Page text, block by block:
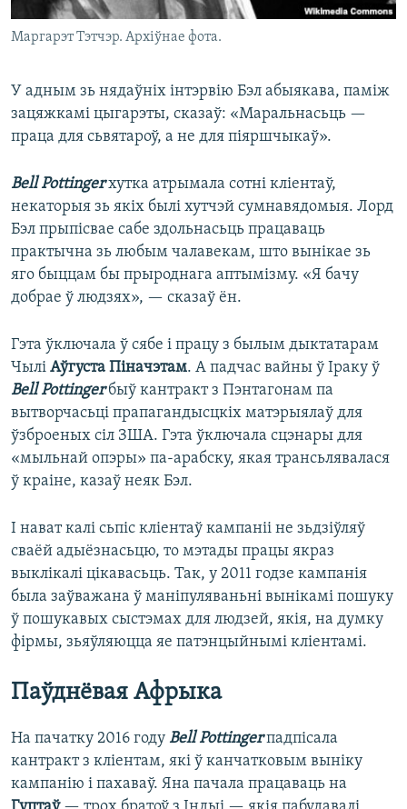
Маргарэт Тэтчэр. Архіўнае фота.
У адным зь нядаўніх інтэрвію Бэл абыякава, паміж
зацяжкамі цыгарэты, сказаў: «Маральнасьць —
праца для сьвятароў, а не для піяршчыкаў».
Bell Pottingerхутка атрымала сотні кліентаў,
некаторыя зь якіх былі хутчэй сумнавядомыя. Лорд
Бэл прыпісвае сабе здольнасьць працаваць
практычна зь любым чалавекам, што вынікае зь
яго быццам бы прыроднага аптымізму. «Я бачу
добрае ў людзях», — сказаў ён.
Гэта ўключала ў сябе і працу з былым дыктатарам
Чылі Аўгуста Піначэтам. А падчас вайны ў Іраку ў
Bell Pottingerбыў кантракт з Пэнтагонам па
вытворчасьці прапагандысцкіх матэрыялаў для
ўзброеных сіл ЗША. Гэта ўключала сцэнары для
«мыльнай опэры» па-арабску, якая трансьлявалася
ў краіне, казаў неяк Бэл.
І нават калі сьпіс кліентаў кампаніі не зьдзіўляў
сваёй адыёзнасьцю, то мэтады працы якраз
выклікалі цікавасьць. Так, у 2011 годзе кампанія
была заўважана ў маніпуляваньні вынікамі пошуку
ў пошукавых сыстэмах для людзей, якія, на думку
фірмы, зьяўляюцца яе патэнцыйнымі кліентамі.
Паўднёвая Афрыка
На пачатку 2016 году Bell Pottingerпадпісала
кантракт з кліентам, які ў канчатковым выніку
кампанію і пахаваў. Яна пачала працаваць на